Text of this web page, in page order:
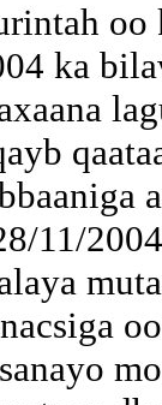
oo
ka
11/